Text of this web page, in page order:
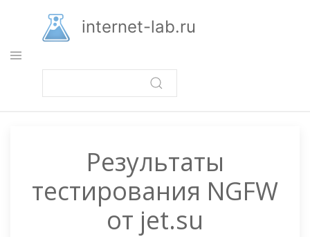
основному
содержанию
internet-lab.ru
Результаты
тестирования NGFW
от jet.su